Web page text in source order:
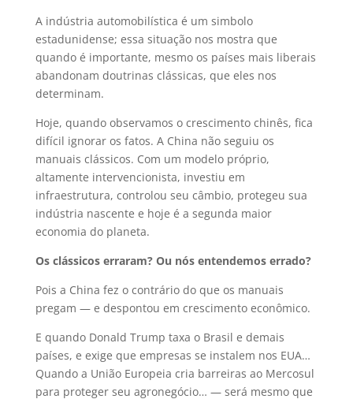
A indústria automobilística é um simbolo
estadunidense; essa situação nos mostra que
quando é importante, mesmo os países mais liberais
abandonam doutrinas clássicas, que eles nos
determinam.
Hoje, quando observamos o crescimento chinês, fica
difícil ignorar os fatos. A China não seguiu os
manuais clássicos. Com um modelo próprio,
altamente intervencionista, investiu em
infraestrutura, controlou seu câmbio, protegeu sua
indústria nascente e hoje é a segunda maior
economia do planeta.
Os clássicos erraram? Ou nós entendemos errado?
Pois a China fez o contrário do que os manuais
pregam — e despontou em crescimento econômico.
E quando Donald Trump taxa o Brasil e demais
países, e exige que empresas se instalem nos EUA…
Quando a União Europeia cria barreiras ao Mercosul
para proteger seu agronegócio… — será mesmo que